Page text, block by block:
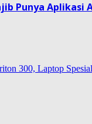
Punya Aplikasi
300, Laptop